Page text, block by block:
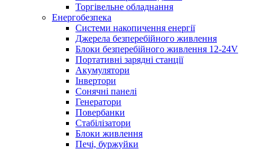
Торгівельне обладнання
Енергобезпека
Системи накопичення енергії
Джерела безперебійного живлення
Блоки безперебійного живлення 12-24V
Портативні зарядні станції
Акумулятори
Інвертори
Сонячні панелі
Генератори
Повербанки
Стабілізатори
Блоки живлення
Печі, буржуйки